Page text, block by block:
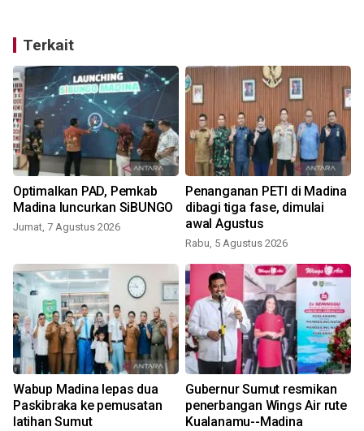
Terkait
Optimalkan PAD, Pemkab
Madina luncurkan SiBUNGO
Jumat, 7 Agustus 2026
Penanganan PETI di Madina
dibagi tiga fase, dimulai
awal Agustus
Rabu, 5 Agustus 2026
Wabup Madina lepas dua
Paskibraka ke pemusatan
latihan Sumut
Gubernur Sumut resmikan
penerbangan Wings Air rute
Kualanamu--Madina